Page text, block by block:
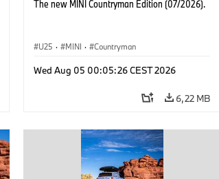
The new MINI Countryman Edition (07/2026).
U25 · MINI · Countryman
Wed Aug 05 00:05:26 CEST 2026
6,22 MB